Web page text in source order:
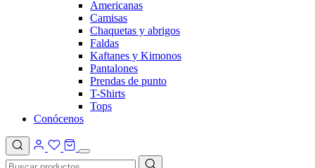
Americanas
Camisas
Chaquetas y abrigos
Faldas
Kaftanes y Kimonos
Pantalones
Prendas de punto
T-Shirts
Tops
Conócenos